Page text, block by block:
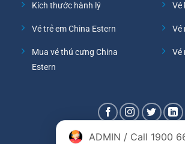
Kích thước hành lý
Vé trẻ em China Estern
Mua vé thú cưng China
Estern
Vé
Vé
Vé
ADMIN / Call 1900